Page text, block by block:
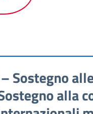
Sostegno
alla